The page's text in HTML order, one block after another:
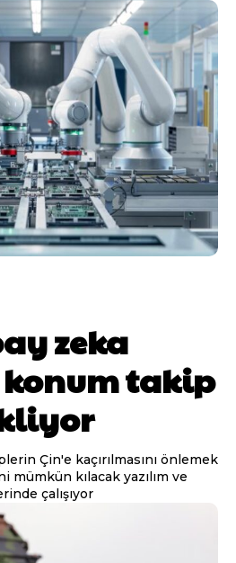
zeka
takip
Çin'e kaçırılmasını önlemek
mümkün kılacak yazılım ve
çalışıyor